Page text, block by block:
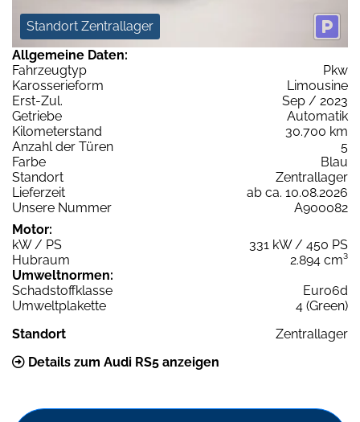
Standort Zentrallager
Allgemeine Daten:
Fahrzeugtyp
Pkw
Karosserieform
Limousine
Erst-Zul.
Sep / 2023
Getriebe
Automatik
Kilometerstand
30.700 km
Anzahl der Türen
5
Farbe
Blau
Standort
Zentrallager
Lieferzeit
ab ca. 10.08.2026
Unsere Nummer
A900082
Motor:
kW / PS
331 kW / 450 PS
Hubraum
2.894 cm³
Umweltnormen:
Schadstoffklasse
Euro6d
Umweltplakette
4 (Green)
Standort
Zentrallager
Details zum Audi RS5 anzeigen